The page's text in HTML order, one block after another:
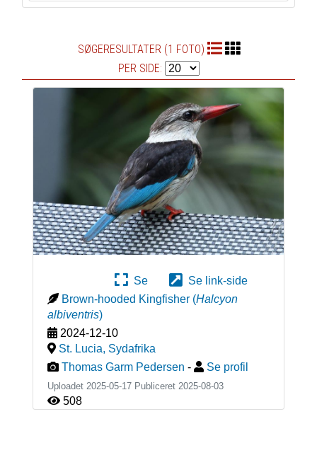
SØGERESULTATER (1 FOTO)
PER SIDE:
Se
Se link-side
Brown-hooded Kingfisher (Halcyon
albiventris)
2024-12-10
St. Lucia, Sydafrika
Thomas Garm Pedersen - Se profil
Uploadet 2025-05-17 Publiceret 2025-08-03
508